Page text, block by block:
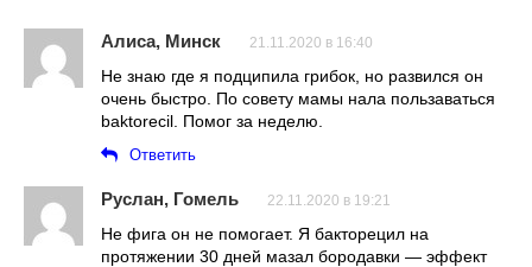
Алиса, Минск 21.11.2020 в 16:40
Не знаю где я подципила грибок, но развился он
очень быстро. По совету мамы нала пользаваться
baktorecil. Помог за неделю.
Ответить
Руслан, Гомель 22.11.2020 в 19:21
Не фига он не помогает. Я бакторецил на
протяжении 30 дней мазал бородавки — эффект